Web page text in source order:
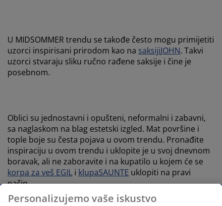
U MIDSOMMER trendu se takođe često mogu primijetiti
uzorci inspirisani prirodom kao na saksijiJOHN. Takvi
uzorci stvaraju sliku ručno rađene saksije i čine je
posebnom.
Oblici su jednostavni i opušteni, neformalni i zabavni,
sa naglaskom na blag estetski izgled. Mat površine i
tople boje su česta pojava u ovom trendu. Pronađite
inspiraciju u ovom trendu i uklopite je u svoj dnevnom
boravak, ali ne zaboravite i na kupatilo u kojem će se
korpa za veš EGIL i klupaSAUNTE uklopiti na pravi
način.
Personalizujemo vaše iskustvo